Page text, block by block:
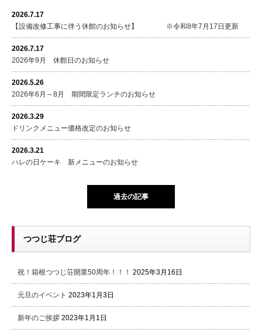
2026.7.17
【設備改修工事に伴う休館のお知らせ】 ※令和8年7月17日更新
2026.7.17
2026年9月 休館日のお知らせ
2026.5.26
2026年6月～8月 期間限定ランチのお知らせ
2026.3.29
ドリンクメニュー価格改定のお知らせ
2026.3.21
ハレの日ケーキ 新メニューのお知らせ
過去の記事
つつじ荘ブログ
祝！箱根つつじ荘開業50周年！！！ 2025年3月16日
元旦のイベント 2023年1月3日
新年のご挨拶 2023年1月1日